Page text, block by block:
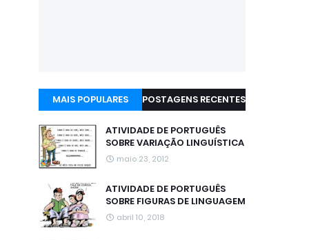
MAIS POPULARES POSTAGENS RECENTES
ATIVIDADE DE PORTUGUÊS
SOBRE VARIAÇÃO LINGUÍSTICA
maio 23, 2012
ATIVIDADE DE PORTUGUÊS
SOBRE FIGURAS DE LINGUAGEM
abril 10, 2018